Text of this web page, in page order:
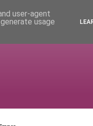
user-agent
usage